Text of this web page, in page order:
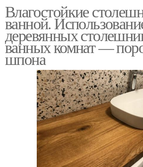
Влагостойкие
ванной.
деревянных
ванных комнат —
шпона